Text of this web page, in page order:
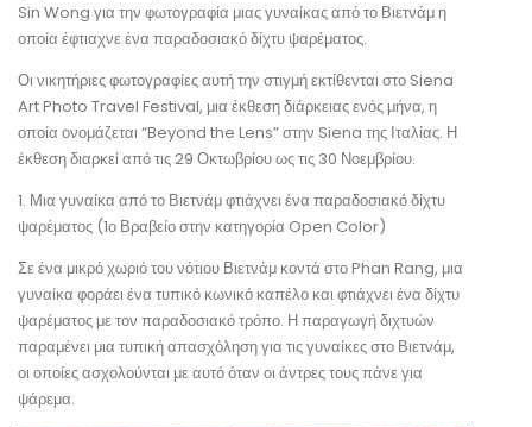
Sin Wong για την φωτογραφία μιας γυναίκας από το Βιετνάμ η
οποία έφτιαχνε ένα παραδοσιακό δίχτυ ψαρέματος.
Οι νικητήριες φωτογραφίες αυτή την στιγμή εκτίθενται στο Siena
Art Photo Travel Festival, μια έκθεση διάρκειας ενός μήνα, η
οποία ονομάζεται “Beyond the Lens” στην Siena της Ιταλίας. Η
έκθεση διαρκεί από τις 29 Οκτωβρίου ως τις 30 Νοεμβρίου.
1. Μια γυναίκα από το Βιετνάμ φτιάχνει ένα παραδοσιακό δίχτυ
ψαρέματος (1ο Βραβείο στην κατηγορία Open Color)
Σε ένα μικρό χωριό του νότιου Βιετνάμ κοντά στο Phan Rang, μια
γυναίκα φοράει ένα τυπικό κωνικό καπέλο και φτιάχνει ένα δίχτυ
ψαρέματος με τον παραδοσιακό τρόπο. Η παραγωγή διχτυών
παραμένει μια τυπική απασχόληση για τις γυναίκες στο Βιετνάμ,
οι οποίες ασχολούνται με αυτό όταν οι άντρες τους πάνε για
ψάρεμα.